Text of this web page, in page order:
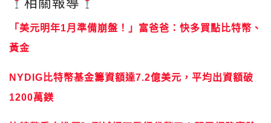
黃金
NYDIG比特幣基金籌資額達7.2億美元，平均出資額破
1200萬鎂
比特幣重大進展》測試網可發行代幣了！閃電網路實驗
室上線Taro協議